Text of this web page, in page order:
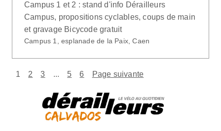
Campus 1 et 2 : stand d'info Dérailleurs
Campus, propositions cyclables, coups de main
et gravage Bicycode gratuit
Campus 1, esplanade de la Paix, Caen
1 2 3 ... 5 6 Page suivante